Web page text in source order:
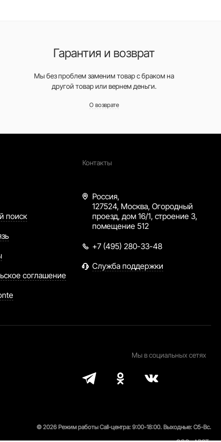
Гарантия и возврат
Мы без проблем заменим товар с браком на
другой товар или вернем деньги.
О возврате
поиск
соглашение
Контакты
Россия,
127524, Москва, Огородный
проезд, дом 16/1, строение 3,
помещение 512
+7 (495) 280-33-48
Служба поддержки
Мы в социальных сетях
© 2026 Режим работы Call-центра: 9:00-18:00. Выходные: Сб-Вс.